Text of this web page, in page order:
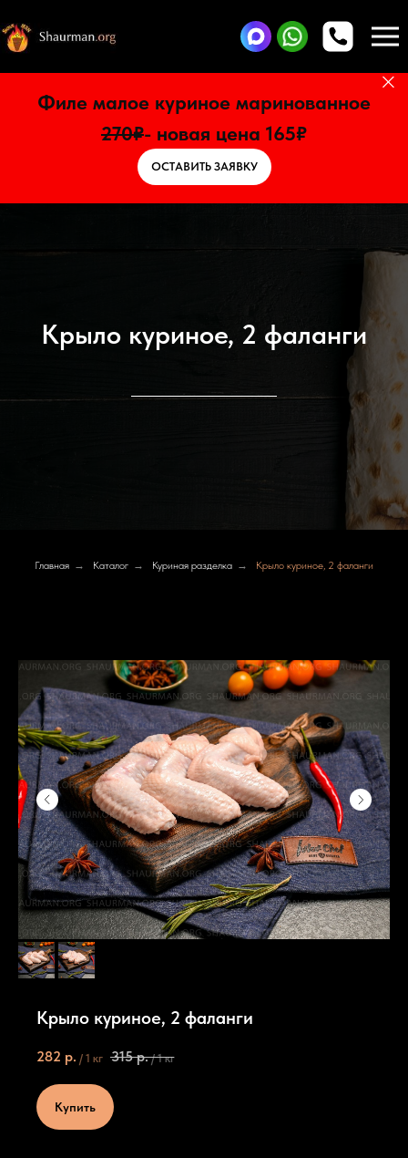
Филе малое куриное маринованное
270₽- новая цена 165₽
ОСТАВИТЬ ЗАЯВКУ
Крыло куриное, 2 фаланги
Главная → Каталог → Куриная разделка → Крыло куриное, 2 фаланги
Крыло куриное, 2 фаланги
282 р. / 1 кг 315 р. / 1 кг
Купить